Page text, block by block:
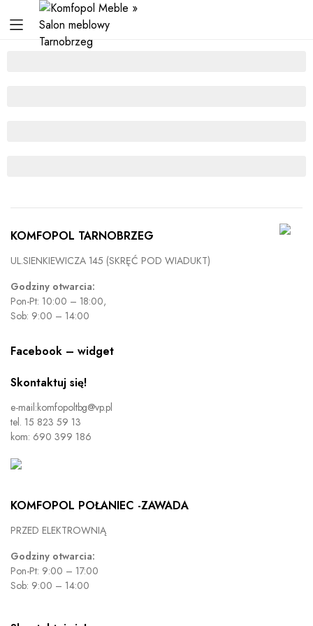
KOMFOPOL TARNOBRZEG
UL.SIENKIEWICZA 145 (SKRĘĆ POD WIADUKT)
Godziny otwarcia:
Pon-Pt: 10:00 – 18:00,
Sob: 9:00 – 14:00
Facebook – widget
Skontaktuj się!
e-mail:komfopoltbg@vp.pl
tel. 15 823 59 13
kom: 690 399 186
KOMFOPOL POŁANIEC -ZAWADA
PRZED ELEKTROWNIĄ
Godziny otwarcia:
Pon-Pt: 9:00 – 17:00
Sob: 9:00 – 14:00